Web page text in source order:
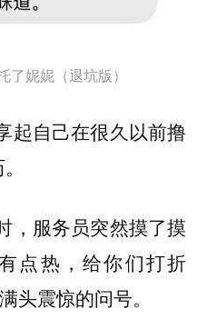
了妮妮（退坑版）
起自己在很久以前撸
，服务员突然摸了摸
点热，给你们打折
头震惊的问号。